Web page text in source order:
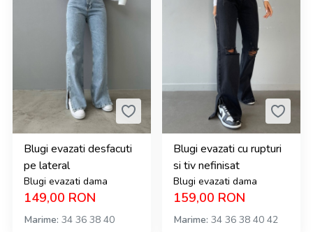
Blugi evazati desfacuti
pe lateral
Blugi evazati dama
149,00 RON
Marime 34 36 38 40
Blugi evazati cu rupturi
si tiv nefinisat
Blugi evazati dama
159,00 RON
Marime 34 36 38 40 42